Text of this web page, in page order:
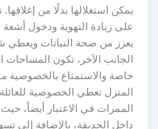
يمكن استغلالها بدلًا من
على زيادة التهوية ودخول
يعزز من صحة النباتات ويعطي
الجانب الآخر، تكون المساحات
خاصة والاستمتاع بالخصوصية
المنزل تعطي الخصوصية
الممرات في الاعتبار أيضاً،
داخل الحديقة، بالإضافة إلى